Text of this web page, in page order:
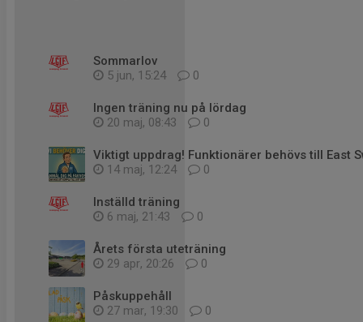
Sommarlov
5 jun, 15:24
0
Ingen träning nu på lördag
20 maj, 08:43
0
Viktigt uppdrag! Funktionärer behövs till East
14 maj, 12:24
0
Inställd träning
6 maj, 21:43
0
Årets första uteträning
29 apr, 20:26
0
Påskuppehåll
27 mar, 19:30
0